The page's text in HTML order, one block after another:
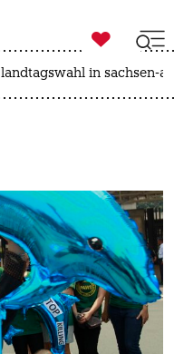

taz zahl ich
landtagswahl in sachsen-